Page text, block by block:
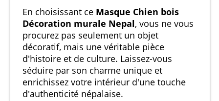
En choisissant ce Masque Chien bois
Décoration murale Nepal, vous ne vous
procurez pas seulement un objet
décoratif, mais une véritable pièce
d'histoire et de culture. Laissez-vous
séduire par son charme unique et
enrichissez votre intérieur d'une touche
d'authenticité népalaise.